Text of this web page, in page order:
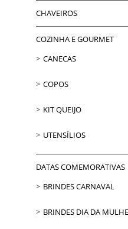
CHAVEIROS
COZINHA E GOURMET
CANECAS
COPOS
KIT QUEIJO
UTENSÍLIOS
DATAS COMEMORATIVAS
BRINDES CARNAVAL
BRINDES DIA DA